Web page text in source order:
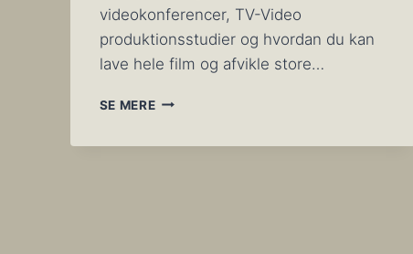
videokonferencer, TV-Video
produktionsstudier og hvordan du kan
lave hele film og afvikle store…
SE MEREVIDEOPRODUKTION